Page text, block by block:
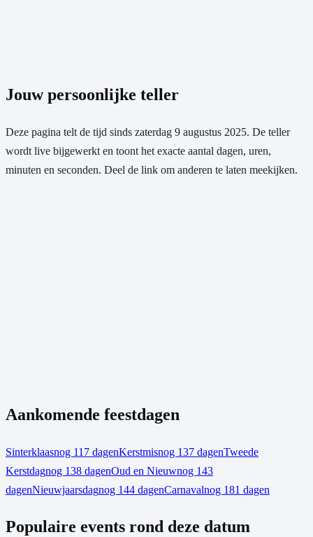
Jouw persoonlijke teller
Deze pagina telt de tijd sinds zaterdag 9 augustus 2025. De teller
wordt live bijgewerkt en toont het exacte aantal dagen, uren,
minuten en seconden. Deel de link om anderen te laten meekijken.
Aankomende feestdagen
Sinterklaasnog 117 dagenKerstmisnog 137 dagenTweede
Kerstdagnog 138 dagenOud en Nieuwnog 143
dagenNieuwjaarsdagnog 144 dagenCarnavalnog 181 dagen
Populaire events rond deze datum